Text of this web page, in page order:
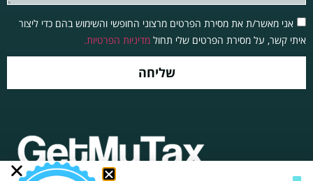
אני מאשר/ת את מסירת הפרטים מרצוני החופשי והשימוש בהם כדי ליצור
איתי קשר, על מסירת הפרטים שלי תחול מדיניות הפרטיות.
שליחה